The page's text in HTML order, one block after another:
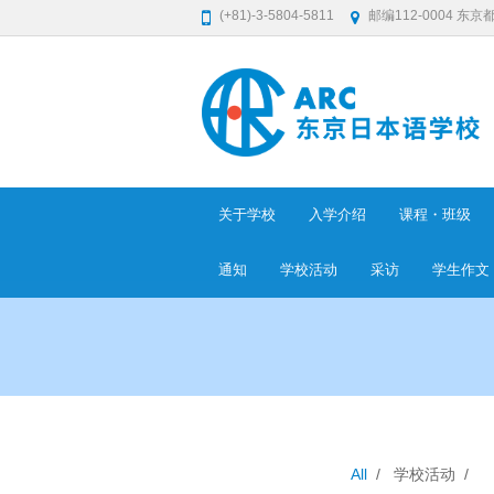
(+81)-3-5804-5811 邮编112-0004 东京
关于学校 入学介绍 课程・班级
通知 学校活动 采访 学生​作文
All / 学校活动 /